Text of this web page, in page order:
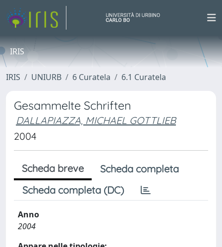
IRIS
IRIS UNIURB 6 Curatela 6.1 Curatela
Gesammelte Schriften
DALLAPIAZZA, MICHAEL GOTTLIEB
2004
Scheda breve
Scheda completa
Scheda completa (DC)
Anno
2004